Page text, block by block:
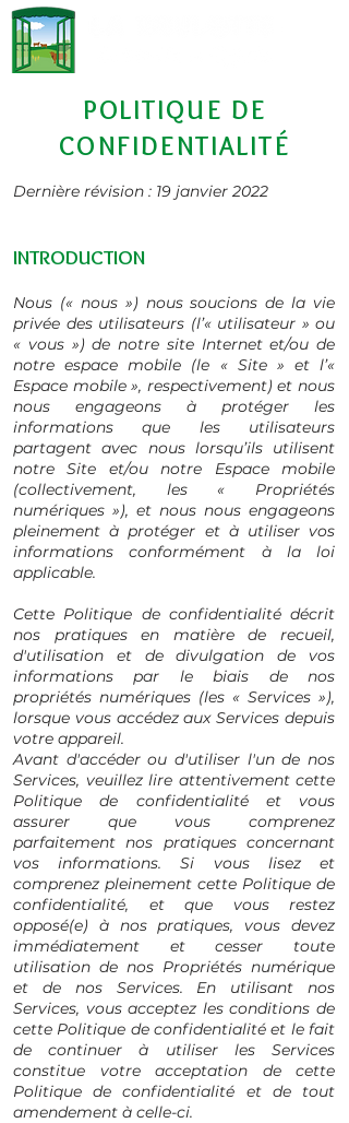
POLITIQUE DE
CONFIDENTIALITÉ
Dernière révision : 19 janvier 2022
INTRODUCTION
Nous (« nous ») nous soucions de la vie
privée des utilisateurs (l’« utilisateur » ou
« vous ») de notre site Internet et/ou de
notre espace mobile (le « Site » et l’«
Espace mobile », respectivement) et nous
nous engageons à protéger les
informations que les utilisateurs
partagent avec nous lorsqu’ils utilisent
notre Site et/ou notre Espace mobile
(collectivement, les « Propriétés
numériques »), et nous nous engageons
pleinement à protéger et à utiliser vos
informations conformément à la loi
applicable.
Cette Politique de confidentialité décrit
nos pratiques en matière de recueil,
d'utilisation et de divulgation de vos
informations par le biais de nos
propriétés numériques (les « Services »),
lorsque vous accédez aux Services depuis
votre appareil.
Avant d'accéder ou d'utiliser l'un de nos
Services, veuillez lire attentivement cette
Politique de confidentialité et vous
assurer que vous comprenez
parfaitement nos pratiques concernant
vos informations. Si vous lisez et
comprenez pleinement cette Politique de
confidentialité, et que vous restez
opposé(e) à nos pratiques, vous devez
immédiatement et cesser toute
utilisation de nos Propriétés numérique
et de nos Services. En utilisant nos
Services, vous acceptez les conditions de
cette Politique de confidentialité et le fait
de continuer à utiliser les Services
constitue votre acceptation de cette
Politique de confidentialité et de tout
amendement à celle-ci.